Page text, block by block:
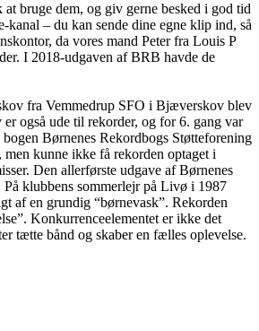
bruge dem, og giv gerne besked i god tid
kanal – du kan sende dine egne klip ind, så
da vores mand Peter fra Louis P
I 2018-udgaven af BRB havde de
fra Vemmedrup SFO i Bjæverskov blev
også ude til rekorder, og for 6. gang var
Børnenes Rekordbogs Støtteforening
kunne ikke få rekorden optaget i
Den allerførste udgave af Børnenes
klubbens sommerlejr på Livø i 1987
af en grundig “børnevask”. Rekorden
Konkurrenceelementet er ikke det
tætte bånd og skaber en fælles oplevelse.